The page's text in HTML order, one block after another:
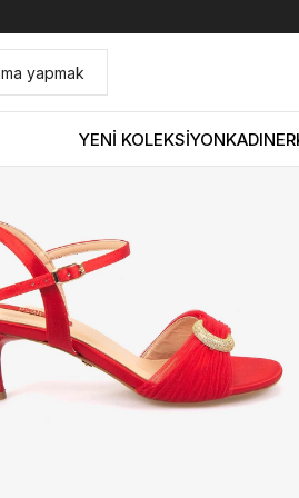
YENİ KOLEKSİYONKADIN
AYAKKABI Sandalet Rouge Kadın